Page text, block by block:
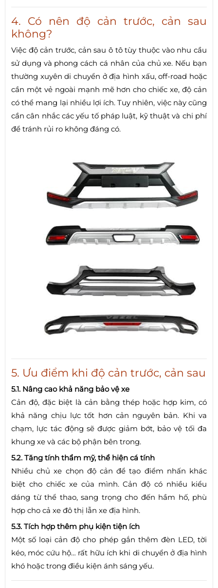
4. Có nên độ cản trước, cản sau
không?
Việc độ cản trước, cản sau ô tô tùy thuộc vào nhu cầu
sử dụng và phong cách cá nhân của chủ xe. Nếu bạn
thường xuyên di chuyển ở địa hình xấu, off-road hoặc
cần một vẻ ngoài mạnh mẽ hơn cho chiếc xe, độ cản
có thể mang lại nhiều lợi ích. Tuy nhiên, việc này cũng
cần cân nhắc các yếu tố pháp luật, kỹ thuật và chi phí
để tránh rủi ro không đáng có.
5. Ưu điểm khi độ cản trước, cản sau
5.1. Nâng cao khả năng bảo vệ xe
Cản độ, đặc biệt là cản bằng thép hoặc hợp kim, có
khả năng chịu lực tốt hơn cản nguyên bản. Khi va
chạm, lực tác động sẽ được giảm bớt, bảo vệ tối đa
khung xe và các bộ phận bên trong.
5.2. Tăng tính thẩm mỹ, thể hiện cá tính
Nhiều chủ xe chọn độ cản để tạo điểm nhấn khác
biệt cho chiếc xe của mình. Cản độ có nhiều kiểu
dáng từ thể thao, sang trọng cho đến hầm hố, phù
hợp cho cả xe đô thị lẫn xe địa hình.
5.3. Tích hợp thêm phụ kiện tiện ích
Một số loại cản độ cho phép gắn thêm đèn LED, tời
kéo, móc cứu hộ… rất hữu ích khi di chuyển ở địa hình
khó hoặc trong điều kiện ánh sáng yếu.